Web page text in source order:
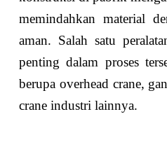
memindahkan material
aman. Salah satu
penting dalam proses
berupa overhead crane,
crane industri lainnya.